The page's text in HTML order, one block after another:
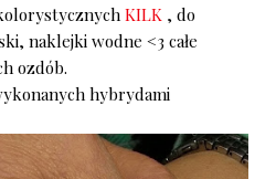
KILK , do
naklejki wodne <3 całe
ozdób.
hybrydami